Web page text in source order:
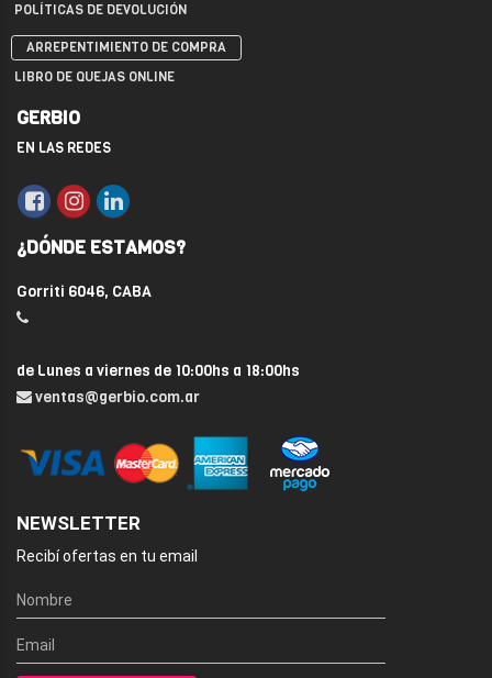
POLÍTICAS DE DEVOLUCIÓN
ARREPENTIMIENTO DE COMPRA
LIBRO DE QUEJAS ONLINE
GERBIO
EN LAS REDES
¿DÓNDE ESTAMOS?
Gorriti 6046, CABA
de Lunes a viernes de 10:00hs a 18:00hs
ventas@gerbio.com.ar
NEWSLETTER
Recibí ofertas en tu email